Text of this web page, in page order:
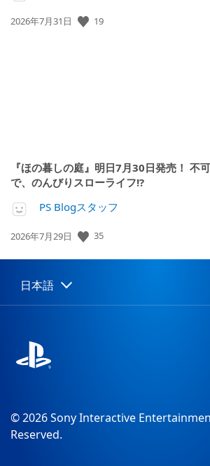
公
2026年7月31日 19
『ほの暮しの庭』明日7月30日発売！ 不
で、のんびりスローライフ!?
PS Blogスタッフ
公
日:
2026年7月29日 35
Select
Current
日本語
© 2026 Sony Interactive
Reserved.